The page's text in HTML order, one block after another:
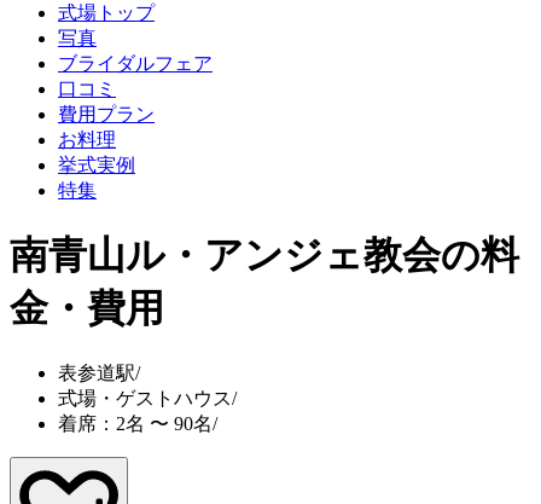
式場トップ
写真
ブライダルフェア
口コミ
費用プラン
お料理
挙式実例
特集
南青山ル・アンジェ教会の料
金・費用
表参道駅/
式場・ゲストハウス/
着席：2名 〜 90名/